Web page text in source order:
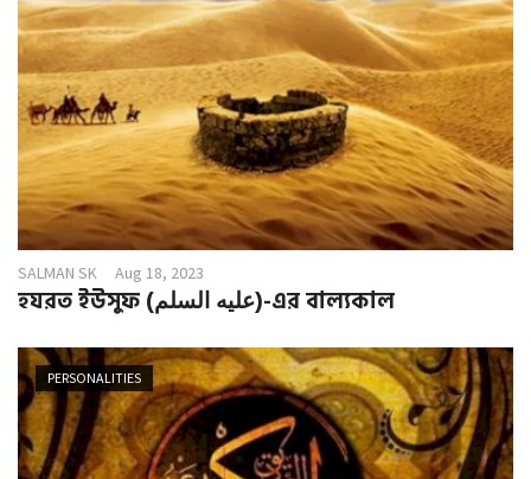
SALMAN SK Aug 18, 2023
হযরত ইউসুফ (عليه السلم)-এর বাল্যকাল
PERSONALITIES